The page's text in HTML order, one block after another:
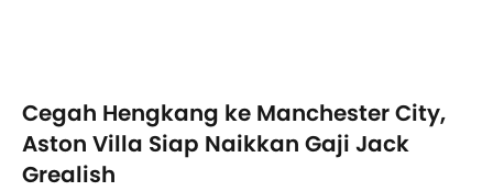
Cegah Hengkang ke Manchester City,
Aston Villa Siap Naikkan Gaji Jack
Grealish